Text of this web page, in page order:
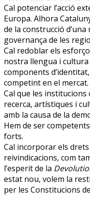
Cal potenciar l’acció
Europa. Alhora
de la construcció
governança de les
Cal redoblar els
nostra llengua i
components
competint en el
Cal que les
recerca, artístiques i
amb la causa de la
Hem de ser
forts.
Cal incorporar els
reivindicacions, com
l’esperit de la
estat nou, volem la
per les Constitucions